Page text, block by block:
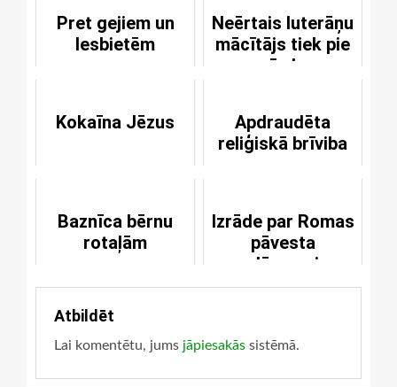
Pret gejiem un
lesbietēm
Neērtais luterāņu
mācītājs tiek pie
vārda
Kokaīna Jēzus
Apdraudēta
reliģiskā brīviba
Baznīca bērnu
rotaļām
Izrāde par Romas
pāvesta
noslēpumaino
atkāpšanos no
Atbildēt
Lai komentētu, jums jāpiesakās sistēmā.